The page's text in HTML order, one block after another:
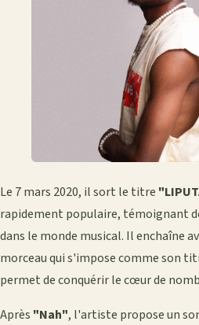
Le 7 mars 2020, il sort le titre
rapidement populaire, témoignant
dans le monde musical. Il enchaîne
morceau qui s'impose comme son
permet de conquérir le cœur de
Après "Nah", l'artiste propose un